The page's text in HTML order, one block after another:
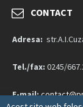
CONTACT
Adresa:
Tel./fax: 0245/
E-mail: